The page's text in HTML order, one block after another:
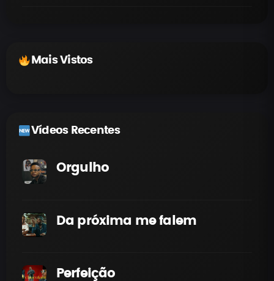
Mais Vistos
Vídeos Recentes
Orgulho
Da próxima me falem
Perfeição